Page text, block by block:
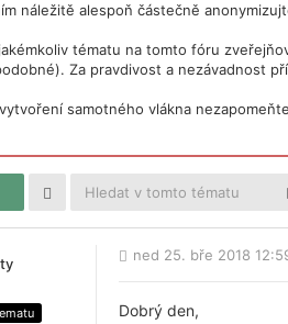
náležitě alespoň částečně
tématu na tomto fóru
Za pravdivost a nezávadnost
samotného vlákna
ned 25. bře 2018
Dobrý den,